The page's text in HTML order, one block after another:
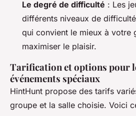
Le degré de difficulté : Les
différents niveaux de
qui convient le mieux à votre
maximiser le plaisir.
Tarification et options pour
événements spéciaux
HintHunt propose des tarifs
groupe et la salle choisie. Voici